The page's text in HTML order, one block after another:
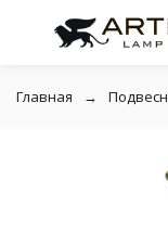
Главная